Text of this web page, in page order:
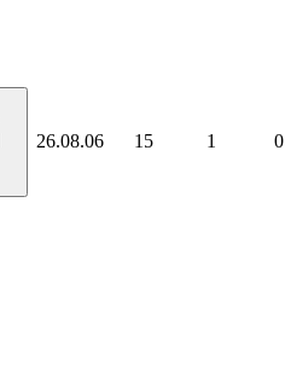
26.08.06 15 1 0